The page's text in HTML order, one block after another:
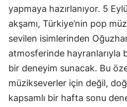
yapmaya hazırlanıyor. 5
akşamı, Türkiye’nin pop
sevilen isimlerinden
atmosferinde hayranlarıyla
bir deneyim sunacak. Bu
müzikseverler için değil,
kapsamlı bir hafta sonu